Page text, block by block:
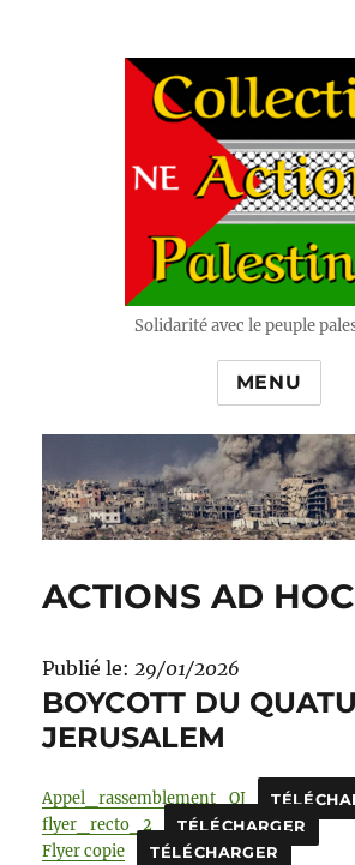
Solidarité avec le peuple
MENU
ACTIONS AD HOC
Publié le:29/01/2026
BOYCOTT DU
JERUSALEM
Appel_rassemblement_QJ
flyer_recto_2 TÉLÉCHARGER
Flyer copie TÉLÉCHARGER